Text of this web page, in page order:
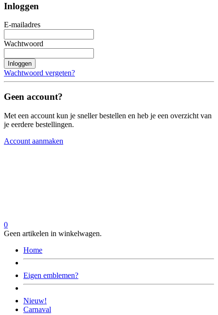
Inloggen
E-mailadres
Wachtwoord
Inloggen
Wachtwoord vergeten?
Geen account?
Met een account kun je sneller bestellen en heb je een overzicht van
je eerdere bestellingen.
Account aanmaken
0
Geen artikelen in winkelwagen.
Home
Eigen emblemen?
Nieuw!
Carnaval